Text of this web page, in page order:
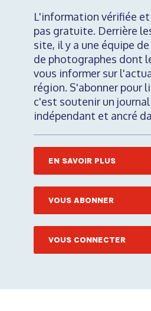
L'information vérifiée
pas gratuite. Derrière
site, il y a une équipe
de photographes dont
vous informer sur
région. S'abonner pour
c'est soutenir un
indépendant et ancré
EN SAVOIR PLUS
VOUS ABONNER
VOUS CONNECTER